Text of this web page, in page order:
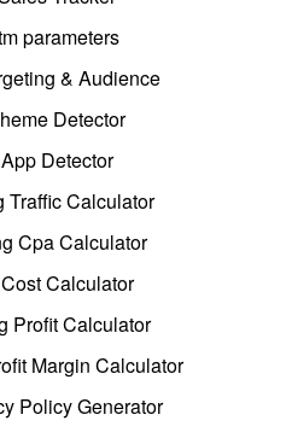
parameters
& Audience
Detector
Detector
Traffic Calculator
Cpa Calculator
Calculator
Profit Calculator
Margin Calculator
Policy Generator